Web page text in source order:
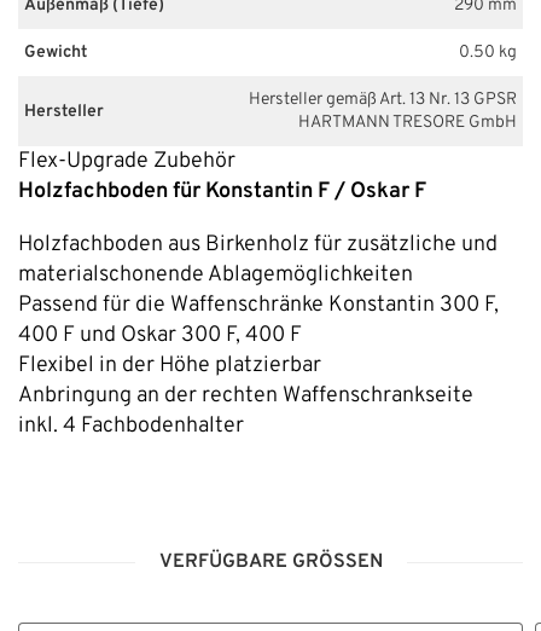
Außenmaß (Tiefe) 290 mm
Gewicht 0.50 kg
Hersteller
Hersteller gemäß Art. 13 Nr. 13 GPSR
HARTMANN TRESORE GmbH
Flex-Upgrade Zubehör
Holzfachboden für Konstantin F / Oskar F
Holzfachboden aus Birkenholz für zusätzliche und
materialschonende Ablagemöglichkeiten
Passend für die Waffenschränke Konstantin 300 F,
400 F und Oskar 300 F, 400 F
Flexibel in der Höhe platzierbar
Anbringung an der rechten Waffenschrankseite
inkl. 4 Fachbodenhalter
VERFÜGBARE GRÖSSEN